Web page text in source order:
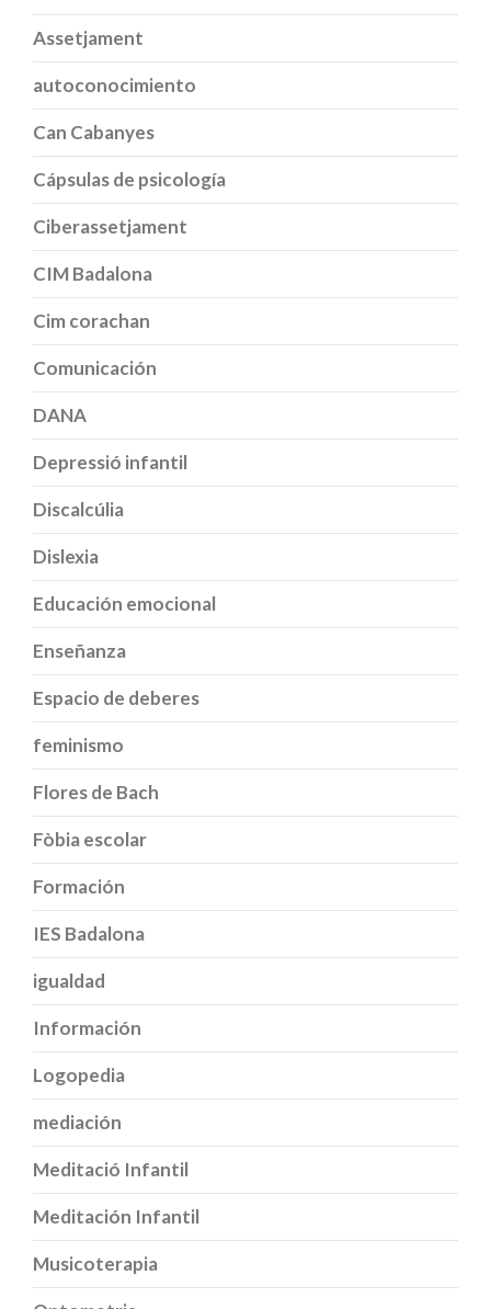
Assetjament
autoconocimiento
Can Cabanyes
Cápsulas de psicología
Ciberassetjament
CIM Badalona
Cim corachan
Comunicación
DANA
Depressió infantil
Discalcúlia
Dislexia
Educación emocional
Enseñanza
Espacio de deberes
feminismo
Flores de Bach
Fòbia escolar
Formación
IES Badalona
igualdad
Información
Logopedia
mediación
Meditació Infantil
Meditación Infantil
Musicoterapia